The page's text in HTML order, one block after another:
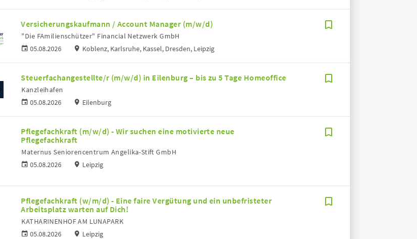
Versicherungskaufmann / Account Manager (m/w/d)
05.08.2026
"Die FAmilienschützer" Financial Netzwerk GmbH
Koblenz, Karlsruhe, Kassel, Dresden, Leipzig
Steuerfachangestellte/r (m/w/d) in Eilenburg – bis zu 5 Tage Homeoffice
05.08.2026
Kanzleihafen
Eilenburg
Pflegefachkraft (m/w/d) - Wir suchen eine motivierte neue
Pflegefachkraft
05.08.2026
Maternus Seniorencentrum Angelika-Stift GmbH
Leipzig
Pflegefachkraft (w/m/d) - Eine faire Vergütung und ein unbefristeter
Arbeitsplatz warten auf Dich!
05.08.2026
KATHARINENHOF AM LUNAPARK
Leipzig